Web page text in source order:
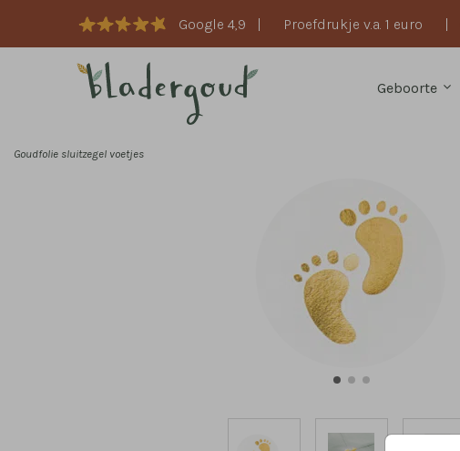
Google 4,9 | Proefdrukje v.a. 1 euro |
Geboorte
Goudfolie sluitzegel voetjes